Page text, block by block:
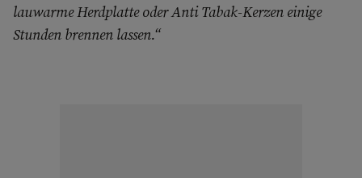
lauwarme Herdplatte oder Anti Tabak-Kerzen einige
Stunden brennen lassen.“